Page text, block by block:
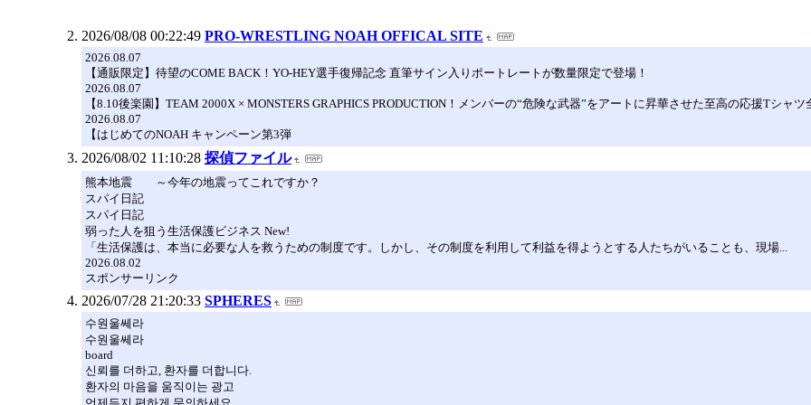
2026/08/08 00:22:49 PRO-WRESTLING NOAH OFFICAL SITE
2026.08.07
【通販限定】待望のCOME BACK！YO-HEY選手復帰記念 直筆サイン入りポートレートが数量限定で登場！
2026.08.07
【8.10後楽園】TEAM 2000X × MONSTERS GRAPHICS PRODUCTION！メンバーの“危険な武器”をアートに昇華させた至高の応援Tシャツ
2026.08.07
【はじめてのNOAH キャンペーン第3弾
2026/08/02 11:10:28 探偵ファイル
熊本地震 ～今年の地震ってこれですか？
スパイ日記
スパイ日記
弱った人を狙う生活保護ビジネス New!
「生活保護は、本当に必要な人を救うための制度です。しかし、その制度を利用して利益を得ようとする人たちがいることも、現場...
2026.08.02
スポンサーリンク
2026/07/28 21:20:33 SPHERES
수원울쎄라
수원울쎄라
board
신뢰를 더하고, 환자를 더합니다.
환자의 마음을 움직이는 광고